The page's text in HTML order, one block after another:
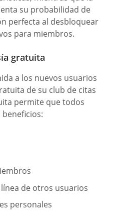
su probabilidad de
perfecta al desbloquear
para miembros.
gratuita
a los nuevos usuarios
de su club de citas
permite que todos
de otros usuarios
personales